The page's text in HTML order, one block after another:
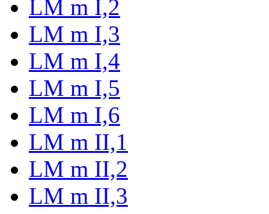
LM m I,2
LM m I,3
LM m I,4
LM m I,5
LM m I,6
LM m II,1
LM m II,2
LM m II,3